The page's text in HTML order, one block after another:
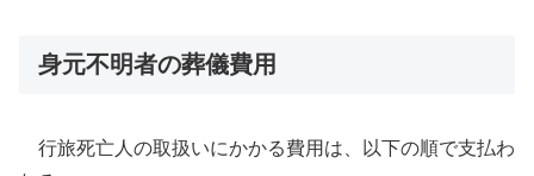
身元不明者の葬儀費用
行旅死亡人の取扱いにかかる費用は、以下の順で支払わ